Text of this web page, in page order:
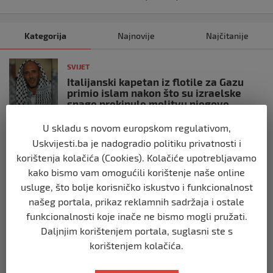
Kategorija Najnovije Najčitanije
SVIJET
Italijanski kapetan iz flotile za Gazu
primio islam nakon što su izraelske
snage prekinule molitvu njegove
prije 10 mjeseci
SVIJET
Brod “Mikeno” probio izraelsku blokadu
i uplovio u Gazu – kapetan iz Sarajeva
vijori zastavu BiH
prije 10 mjeseci
U skladu s novom europskom regulativom,
Uskvijesti.ba je nadogradio politiku privatnosti i
korištenja kolačića (Cookies). Kolačiće upotrebljavamo
kako bismo vam omogućili korištenje naše online
usluge, što bolje korisničko iskustvo i funkcionalnost
našeg portala, prikaz reklamnih sadržaja i ostale
funkcionalnosti koje inače ne bismo mogli pružati.
Daljnjim korištenjem portala, suglasni ste s
korištenjem kolačića.